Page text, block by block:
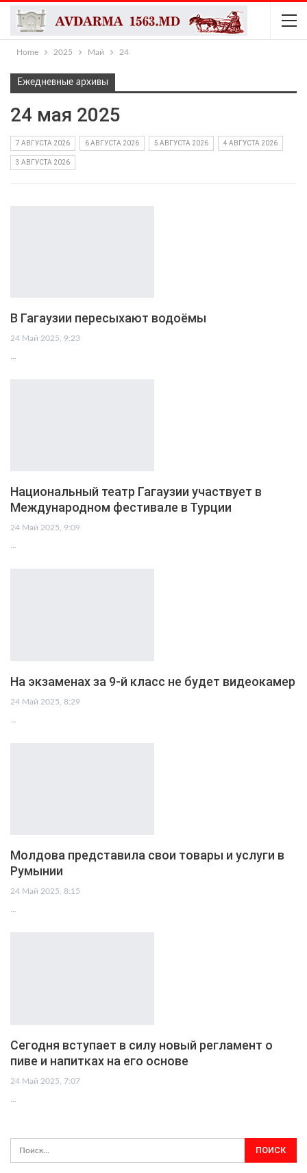
Home 2025 Май 24
Ежедневные архивы
24 мая 2025
7 АВГУСТА 2026 6 АВГУСТА 2026 5 АВГУСТА 2026 4 АВГУСТА 2026
3 АВГУСТА 2026
В Гагаузии пересыхают водоёмы
24 Май 2025, 9:23
…
Национальный театр Гагаузии участвует в
Международном фестивале в Турции
24 Май 2025, 9:09
…
На экзаменах за 9-й класс не будет видеокамер
24 Май 2025, 8:29
Молдова представила свои товары и услуги в
Румынии
24 Май 2025, 8:15
…
Сегодня вступает в силу новый регламент о
пиве и напитках на его основе
24 Май 2025, 7:07